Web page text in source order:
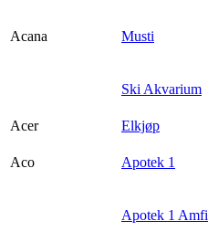
Acana Musti
Ski Akvarium
Acer
Elkjøp
Aco Apotek 1
Apotek 1 Amfi